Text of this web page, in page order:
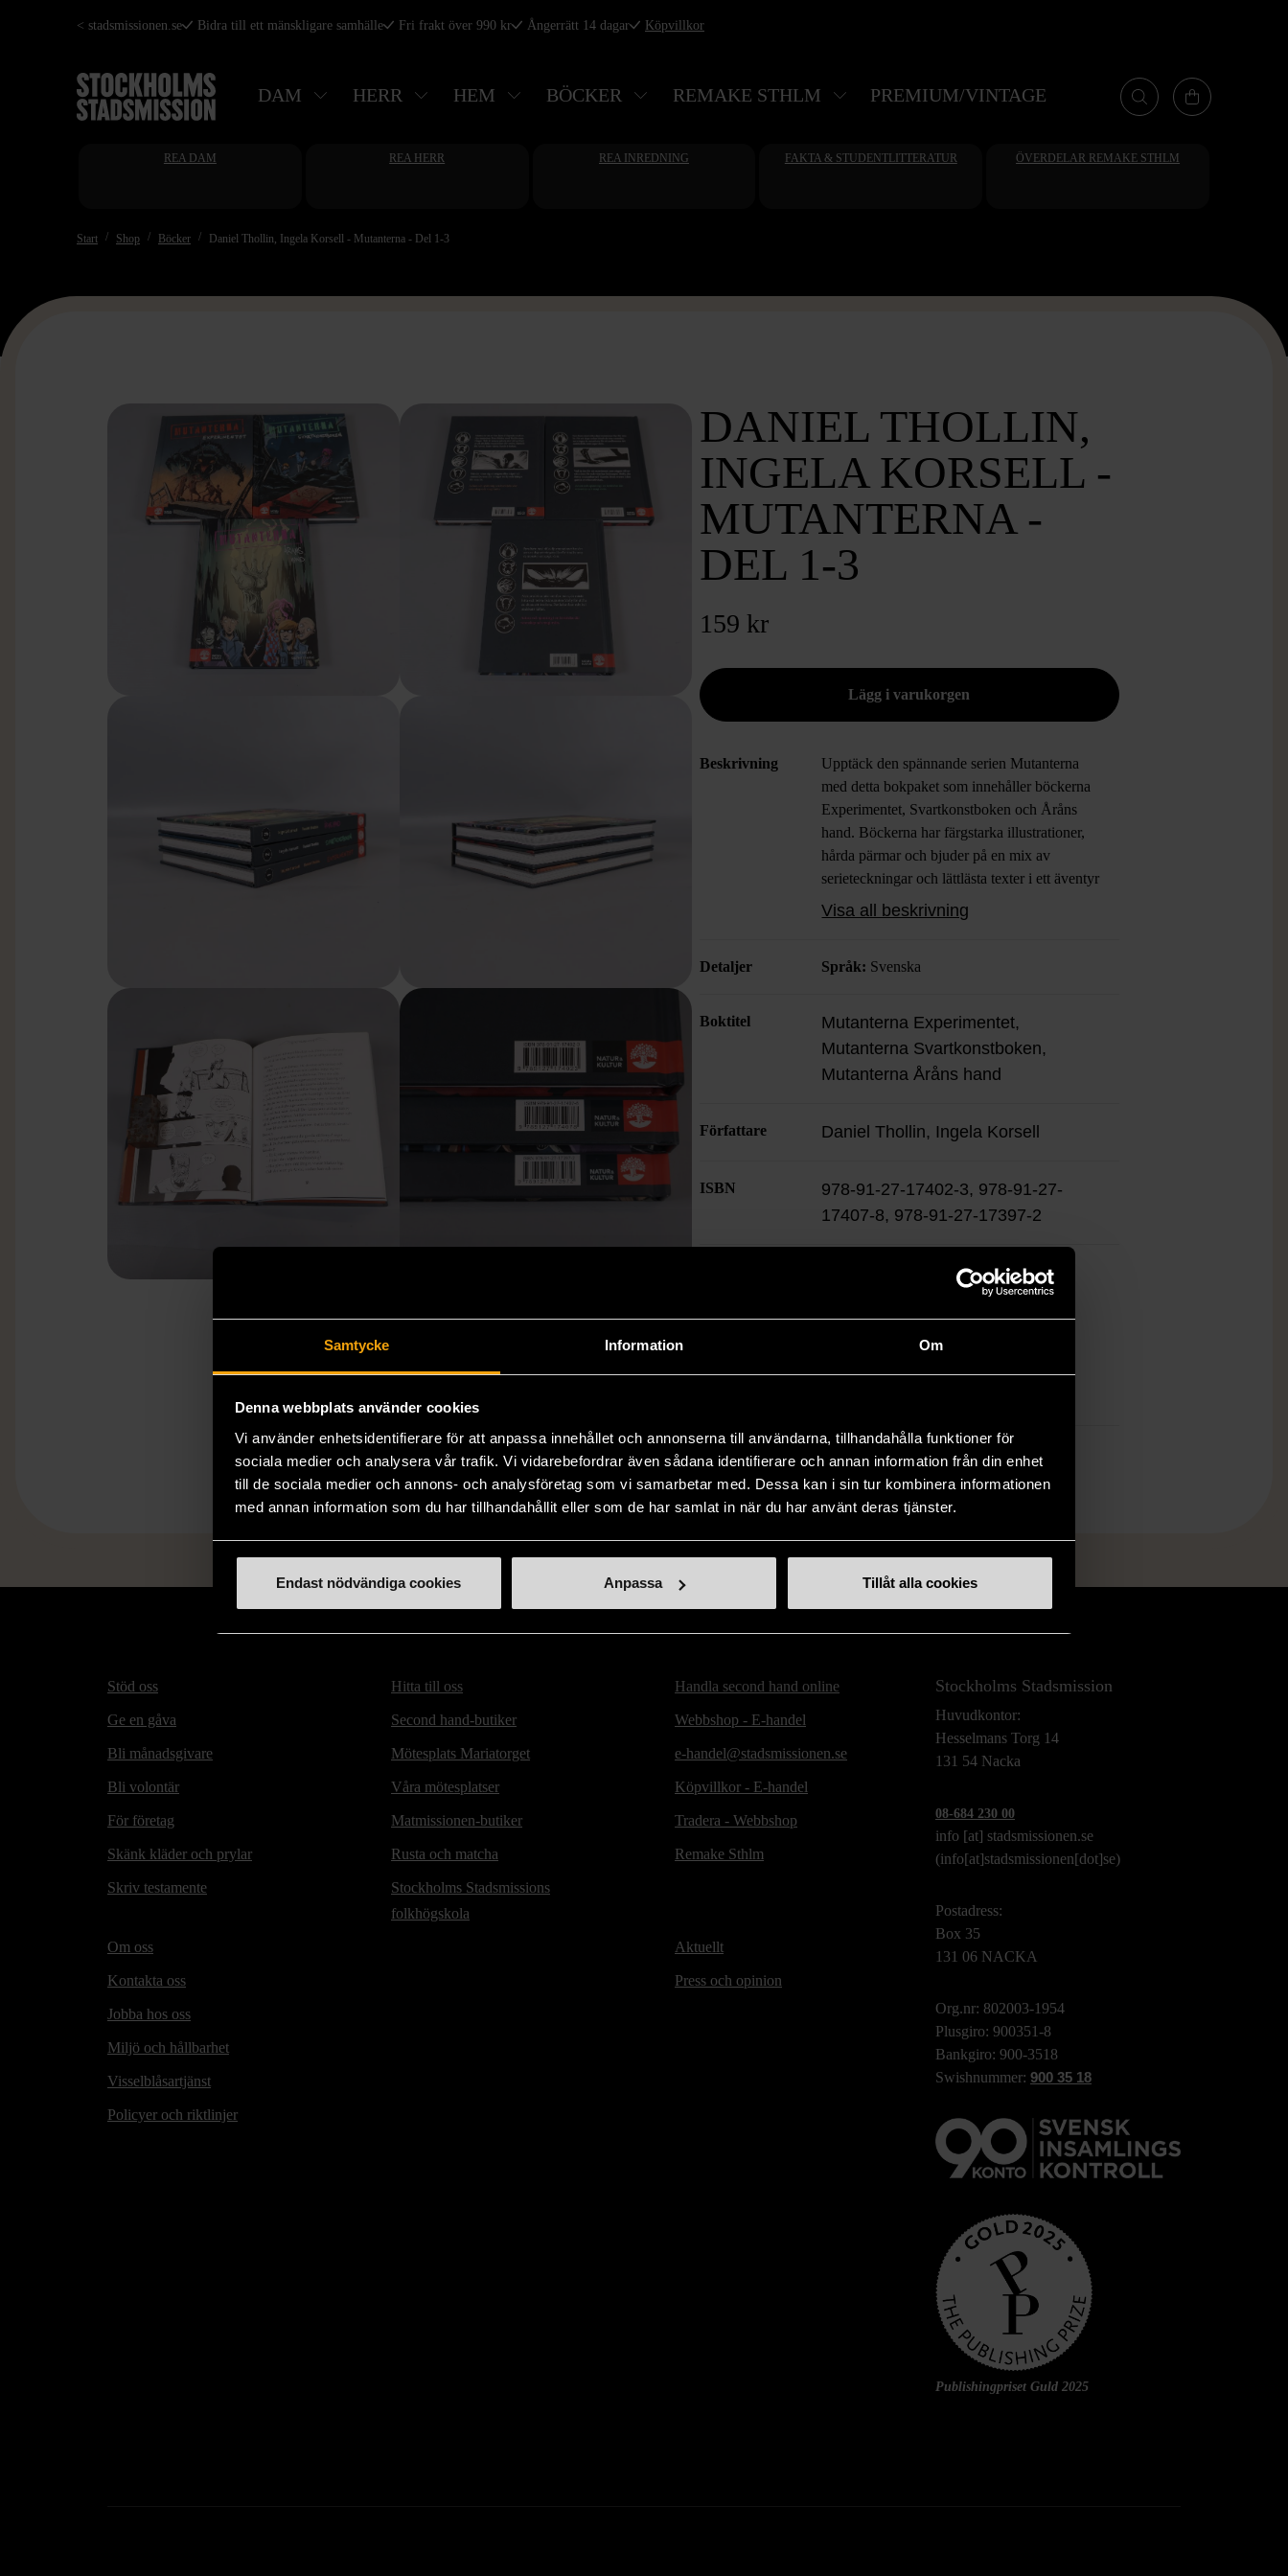
Samtycke Information Om
Denna webbplats använder cookies
Vi använder enhetsidentifierare för att anpassa innehållet och annonserna till användarna, tillhandahålla funktioner för
sociala medier och analysera vår trafik. Vi vidarebefordrar även sådana identifierare och annan information från din enhet
till de sociala medier och annons- och analysföretag som vi samarbetar med. Dessa kan i sin tur kombinera informationen
med annan information som du har tillhandahållit eller som de har samlat in när du har använt deras tjänster.
Endast nödvändiga cookies Anpassa Tillåt alla cookies
Hoppa
huvudinnehåll
< stadsmissionen.se Bidra till ett mänskligare samhälle Fri frakt över 990 kr Ångerrätt 14 dagar Köpvillkor
DAM HERR HEM BÖCKER REMAKE STHLM PREMIUM/VINTAGE
REA DAM REA HERR REA INREDNING FAKTA & STUDENTLITTERATUR ÖVERDELAR REMAKE STHLM
Start Shop Böcker Daniel Thollin, Ingela Korsell - Mutanterna - Del 1-3
DANIEL THOLLIN,
INGELA KORSELL -
MUTANTERNA -
DEL 1-3
159 kr
Beskrivning
Upptäck den spännande serien Mutanterna
med detta bokpaket som innehåller böckerna
Experimentet, Svartkonstboken och Åråns
hand. Böckerna har färgstarka illustrationer,
hårda pärmar och bjuder på en mix av
serieteckningar och lättlästa texter i ett äventyr
fyllt av action och mystik. Passar perfekt för
dig som gillar fantasy med starka bildinslag
Visa all beskrivning
Detaljer Språk: Svenska
Boktitel
Mutanterna Experimentet,
Mutanterna Svartkonstboken,
Mutanterna Åråns hand
Författare Daniel Thollin, Ingela Korsell
ISBN
978-91-27-17402-3, 978-91-27-
17407-8, 978-91-27-17397-2
Stöd oss
Ge en gåva
Bli månadsgivare
Bli volontär
För företag
Skänk kläder och prylar
Skriv testamente
Hitta till oss
Second hand-butiker
Mötesplats Mariatorget
Våra mötesplatser
Matmissionen-butiker
Rusta och matcha
Stockholms Stadsmissions
folkhögskola
Handla second hand online
Webbshop - E-handel
e-handel@stadsmissionen.se
Köpvillkor - E-handel
Tradera - Webbshop
Remake Sthlm
Om oss
Kontakta oss
Jobba hos oss
Miljö och hållbarhet
Visselblåsartjänst
Policyer och riktlinjer
Aktuellt
Press och opinion
Stockholms Stadsmission
Huvudkontor:
Hesselmans Torg 14
131 54 Nacka
08-684 230 00
info [at] stadsmissionen.se
(info[at]stadsmissionen[dot]se)
Postadress:
Box 35
131 06 NACKA
Org.nr: 802003-1954
Plusgiro: 900351-8
Bankgiro: 900-3518
Swishnummer: 900 35 18
Publishingpriset Guld 2025